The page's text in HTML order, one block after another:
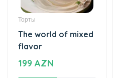
Торты
The world of mixed
flavor
199 AZN